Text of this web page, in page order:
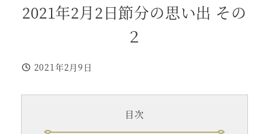
2021年2月2日節分の思い出 その
２
投稿日
2021年2月9日
目次